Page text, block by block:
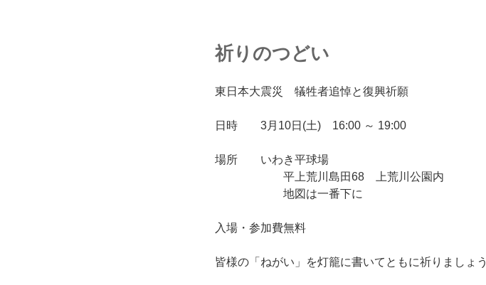
祈りのつどい
東日本大震災 犠牲者追悼と復興祈願
日時 3月10日(土) 16:00 ～ 19:00
場所 いわき平球場
平上荒川島田68 上荒川公園内
地図は一番下に
入場・参加費無料
皆様の「ねがい」を灯籠に書いてともに祈りましょう